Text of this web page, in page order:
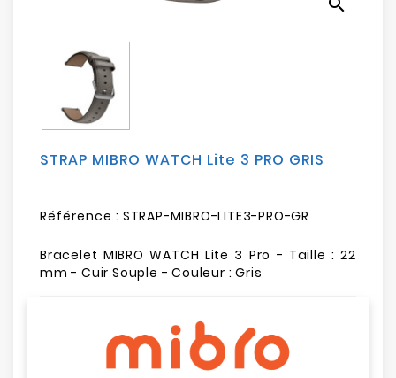
Sécurité
Mobilités
search
STRAP MIBRO WATCH Lite 3 PRO GRIS
Référence : STRAP-MIBRO-LITE3-PRO-GR
Bracelet MIBRO WATCH Lite 3 Pro - Taille : 22
mm - Cuir Souple - Couleur : Gris